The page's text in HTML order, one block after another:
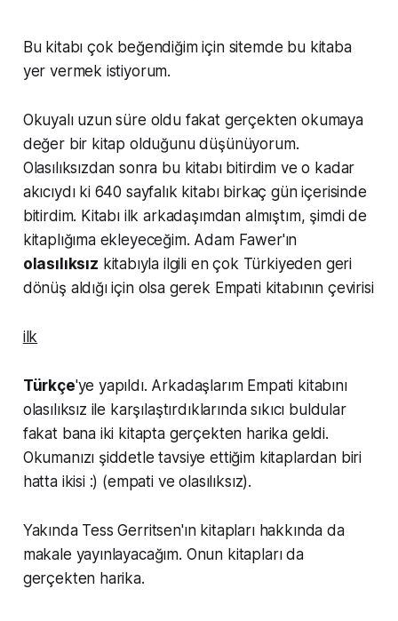
Bu kitabı çok beğendiğim için sitemde bu kitaba
yer vermek istiyorum.
Okuyalı uzun süre oldu fakat gerçekten okumaya
değer bir kitap olduğunu düşünüyorum.
Olasılıksızdan sonra bu kitabı bitirdim ve o kadar
akıcıydı ki 640 sayfalık kitabı birkaç gün içerisinde
bitirdim. Kitabı ilk arkadaşımdan almıştım, şimdi de
kitaplığıma ekleyeceğim. Adam Fawer'ın
olasılıksız kitabıyla ilgili en çok Türkiyeden geri
dönüş aldığı için olsa gerek Empati kitabının çevirisi
ilk
Türkçe'ye yapıldı. Arkadaşlarım Empati kitabını
olasılıksız ile karşılaştırdıklarında sıkıcı buldular
fakat bana iki kitapta gerçekten harika geldi.
Okumanızı şiddetle tavsiye ettiğim kitaplardan biri
hatta ikisi :) (empati ve olasılıksız).
Yakında Tess Gerritsen'ın kitapları hakkında da
makale yayınlayacağım. Onun kitapları da
gerçekten harika.